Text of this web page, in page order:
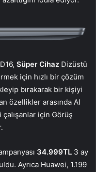
Süper Cihaz Dizüstü
için hızlı bir çözüm
bırakarak bir kişiyi
özellikler arasında AI
çalışanlar için Görüş
34.999TL 3 ay
Ayrıca Huawei, 1.199